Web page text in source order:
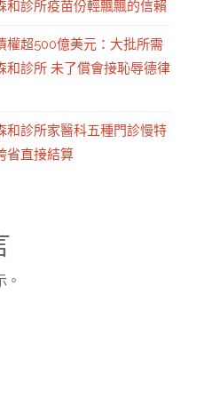
和診所疫苗份輕飄飄的信賴
權超500億美元：大批所需
和診所 未了償會接恥辱德律
和診所家醫科五種門診慢特
省直接結算
。